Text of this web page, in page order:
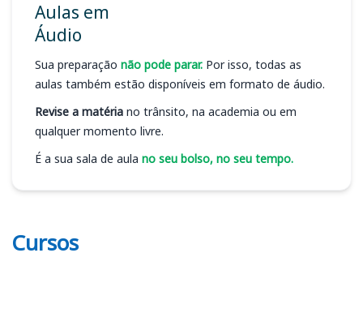
Aulas em
Áudio
Sua preparação não pode parar. Por isso, todas as
aulas também estão disponíveis em formato de áudio.
Revise a matéria no trânsito, na academia ou em
qualquer momento livre.
É a sua sala de aula no seu bolso, no seu tempo.
Cursos